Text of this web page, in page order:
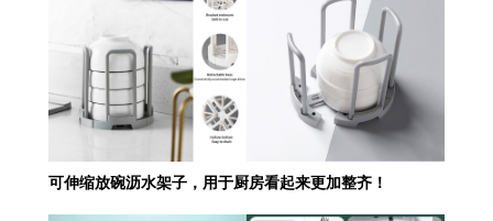
可伸缩放碗沥水架子，用于厨房看起来更加整齐！